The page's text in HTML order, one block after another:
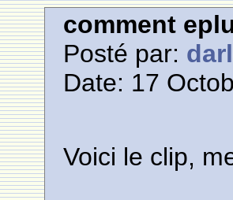
comment
Posté par:
Date: 17
Voici le clip,